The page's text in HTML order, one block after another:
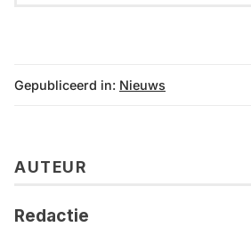
Gepubliceerd in: Nieuws
AUTEUR
Redactie